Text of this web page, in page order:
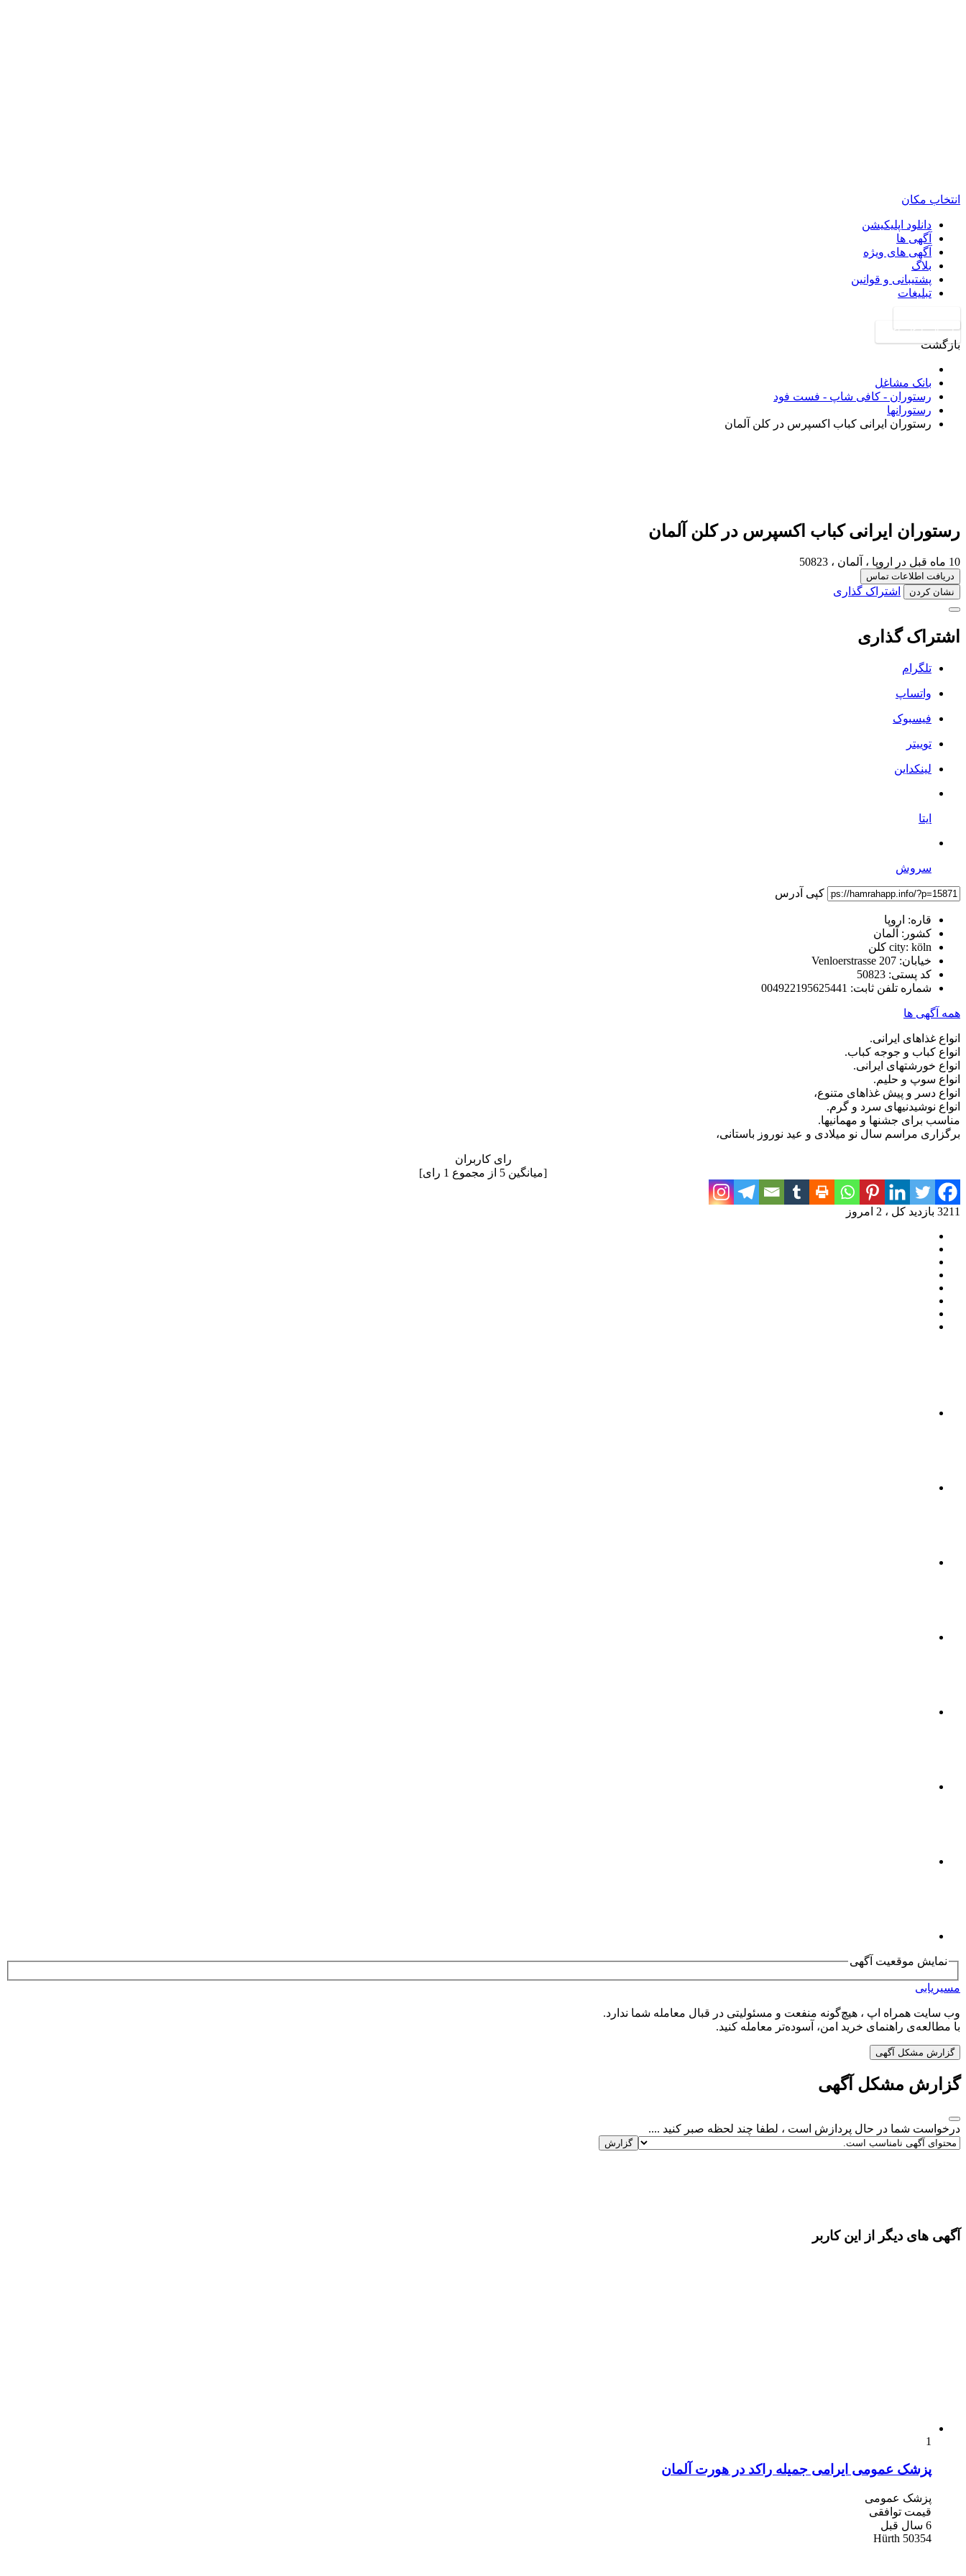
انتخاب مکان
دانلود اپلیکیشن
آگهی ها
آگهی های ویژه
بلاگ
پشتیبانی و قوانین
تبلیغات
ارسال رایگان آگهی
بازگشت
بانک مشاغل
رستوران - کافی شاپ - فست فود
رستورانها
رستوران ایرانی کباب اکسپرس در کلن آلمان
رستوران ایرانی کباب اکسپرس در کلن آلمان
10 ماه قبل در اروپا ، آلمان ، 50823
دریافت اطلاعات تماس
نشان کردن
اشتراک گذاری
اشتراک گذاری
تلگرام
واتساپ
فیسبوک
توییتر
لینکداین
ایتا
سروش
کپی آدرس
قاره: اروپا
کشور: آلمان
city: köln کلن
خیابان:
کد پستی:
شماره تلفن ثابت:
همه آگهی ها
انواع غذاهای ایرانی.
انواع کباب و جوجه کباب.
انواع خورشتهای ایرانی.
انواع سوپ و حلیم.
انواع دسر و پیش غذاهای متنوع،
انواع نوشیدنیهای سرد و گرم.
مناسب برای جشنها و مهمانیها.
برگزاری مراسم سال نو میلادی و عید نوروز باستانی،
رای کاربران
[میانگین 5 از مجموع 1 رای]
3211 بازدید کل ، 2 امروز
نمایش موقعیت آگهی
مسیریابی
وب سایت همراه اپ ، هیچ‌گونه منفعت و مسئولیتی در قبال معامله شما ندارد.
با مطالعه‌ی راهنمای خرید امن، آسوده‌تر معامله کنید.
گزارش مشکل آگهی
گزارش مشکل آگهی
درخواست شما در حال پردازش است ، لطفا چند لحظه صبر کنید ....
آگهی های دیگر از این کاربر
1
پزشک عمومی ایرامی جمیله راکد در هورت آلمان
پزشک ‌عمومی
قیمت توافقی
6 سال قبل
50354 Hürth